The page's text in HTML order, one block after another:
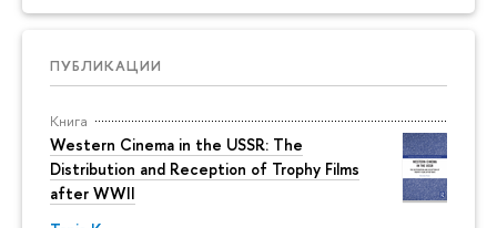
ПУБЛИКАЦИИ
Книга
Western Cinema in the USSR: The
Distribution and Reception of Trophy Films
after WWII